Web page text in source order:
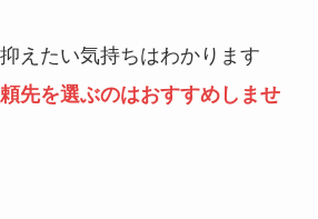
えたい気持ちはわかります
先を選ぶのはおすすめしませ